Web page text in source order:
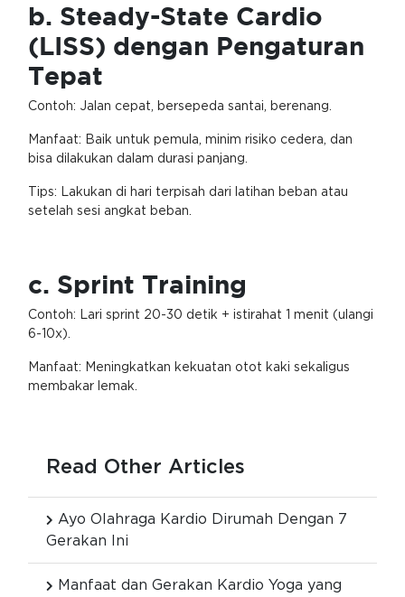
b. Steady-State Cardio
(LISS) dengan Pengaturan
Tepat
Contoh: Jalan cepat, bersepeda santai, berenang.
Manfaat: Baik untuk pemula, minim risiko cedera, dan
bisa dilakukan dalam durasi panjang.
Tips: Lakukan di hari terpisah dari latihan beban atau
setelah sesi angkat beban.
c. Sprint Training
Contoh: Lari sprint 20-30 detik + istirahat 1 menit (ulangi
6-10x).
Manfaat: Meningkatkan kekuatan otot kaki sekaligus
membakar lemak.
Read Other Articles
Ayo Olahraga Kardio Dirumah Dengan 7
Gerakan Ini
Manfaat dan Gerakan Kardio Yoga yang